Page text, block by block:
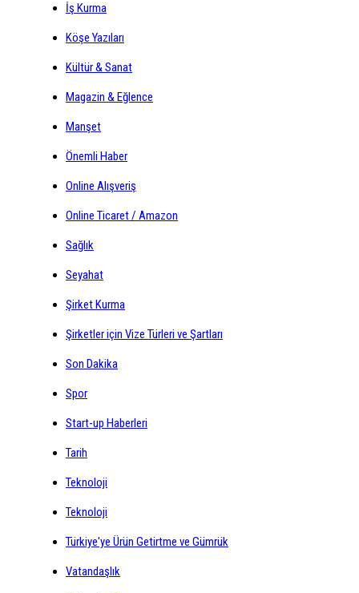
İş Kurma
Köşe Yazıları
Kültür & Sanat
Magazin & Eğlence
Manşet
Önemli Haber
Online Alışveriş
Online Ticaret / Amazon
Sağlık
Seyahat
Şirket Kurma
Şirketler için Vize Türleri ve Şartları
Son Dakika
Spor
Start-up Haberleri
Tarih
Teknoloji
Teknoloji
Türkiye'ye Ürün Getirtme ve Gümrük
Vatandaşlık